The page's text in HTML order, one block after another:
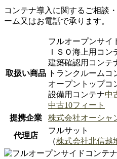
コンテナ導入に関するご相談
ーム又はお電話で承ります。
取扱い商品
フルオープンサイ
ＩＳＯ海上用コン
建築確認用コンテ
トランクルームコ
オープントップコ
設備用コンテナ中
中古10フィート
提携企業
株式会社オーシャ
代理店
フルサット
（株式会社北信越